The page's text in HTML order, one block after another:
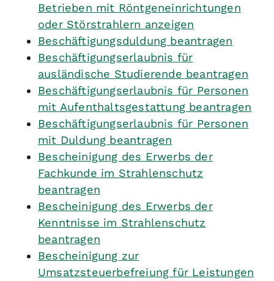
Betrieben mit Röntgeneinrichtungen
oder Störstrahlern anzeigen
Beschäftigungsduldung beantragen
Beschäftigungserlaubnis für
ausländische Studierende beantragen
Beschäftigungserlaubnis für Personen
mit Aufenthaltsgestattung beantragen
Beschäftigungserlaubnis für Personen
mit Duldung beantragen
Bescheinigung des Erwerbs der
Fachkunde im Strahlenschutz
beantragen
Bescheinigung des Erwerbs der
Kenntnisse im Strahlenschutz
beantragen
Bescheinigung zur
Umsatzsteuerbefreiung für Leistungen